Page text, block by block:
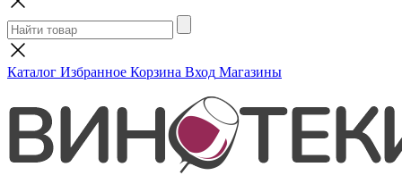
Каталог Избранное Корзина Вход Магазины